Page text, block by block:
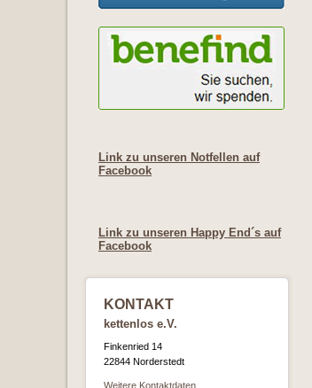
Link zu unseren Notfellen auf
Facebook
Link zu unseren Happy End´s auf
Facebook
KONTAKT
kettenlos e.V.
Finkenried 14
22844 Norderstedt
Weitere Kontaktdaten